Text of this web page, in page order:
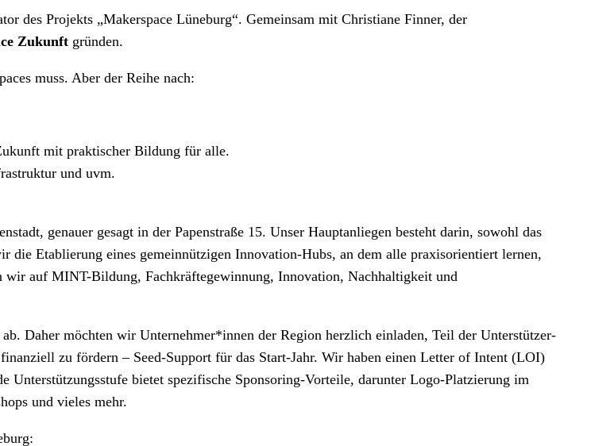
des Projekts „Makerspace Lüneburg“. Gemeinsam mit Christiane Finner, der
Zukunft gründen.
muss. Aber der Reihe nach:
mit praktischer Bildung für alle.
und uvm.
genauer gesagt in der Papenstraße 15. Unser Hauptanliegen besteht darin, sowohl das
Etablierung eines gemeinnützigen Innovation-Hubs, an dem alle praxisorientiert lernen,
wir auf MINT-Bildung, Fachkräftegewinnung, Innovation, Nachhaltigkeit und
Daher möchten wir Unternehmer*innen der Region herzlich einladen, Teil der Unterstützer-
zu fördern – Seed-Support für das Start-Jahr. Wir haben einen Letter of Intent (LOI)
Unterstützungsstufe bietet spezifische Sponsoring-Vorteile, darunter Logo-Platzierung im
und vieles mehr.